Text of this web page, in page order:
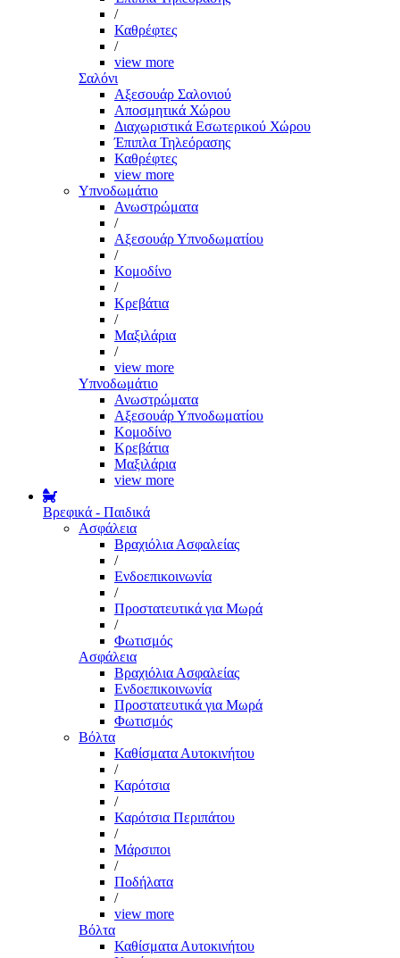
/
Καθρέφτες
/
view more
Σαλόνι
Αξεσουάρ Σαλονιού
Αποσμητικά Χώρου
Διαχωριστικά Εσωτερικού Χώρου
Έπιπλα Τηλεόρασης
Καθρέφτες
view more
Υπνοδωμάτιο
Ανωστρώματα
/
Αξεσουάρ Υπνοδωματίου
/
Κομοδίνο
/
Κρεβάτια
/
Μαξιλάρια
/
view more
Υπνοδωμάτιο
Ανωστρώματα
Αξεσουάρ Υπνοδωματίου
Κομοδίνο
Κρεβάτια
Μαξιλάρια
view more
Βρεφικά - Παιδικά
Ασφάλεια
Βραχιόλια Ασφαλείας
/
Ενδοεπικοινωνία
/
Προστατευτικά για Μωρά
/
Φωτισμός
Ασφάλεια
Βραχιόλια Ασφαλείας
Ενδοεπικοινωνία
Προστατευτικά για Μωρά
Φωτισμός
Βόλτα
Καθίσματα Αυτοκινήτου
/
Καρότσια
/
Καρότσια Περιπάτου
/
Μάρσιποι
/
Ποδήλατα
/
view more
Βόλτα
Καθίσματα Αυτοκινήτου